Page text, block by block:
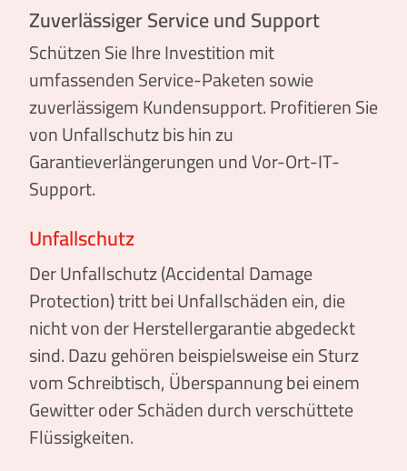
Zuverlässiger Service und Support
Schützen Sie Ihre Investition mit
umfassenden Service-Paketen sowie
zuverlässigem Kundensupport. Profitieren Sie
von Unfallschutz bis hin zu
Garantieverlängerungen und Vor-Ort-IT-
Support.
Unfallschutz
Der Unfallschutz (Accidental Damage
Protection) tritt bei Unfallschäden ein, die
nicht von der Herstellergarantie abgedeckt
sind. Dazu gehören beispielsweise ein Sturz
vom Schreibtisch, Überspannung bei einem
Gewitter oder Schäden durch verschüttete
Flüssigkeiten.